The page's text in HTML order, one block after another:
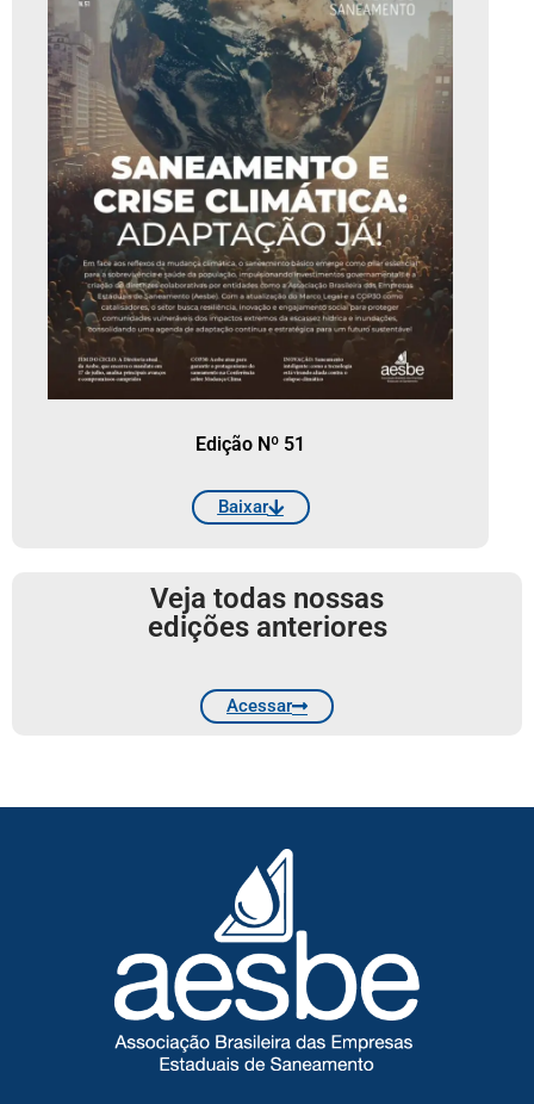
Edição Nº 51
Baixar
Veja todas nossas
edições anteriores
Acessar